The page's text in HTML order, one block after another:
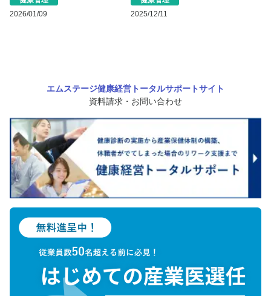
2026/01/09
2025/12/11
エムステージ健康経営トータルサポートサイト
資料請求・お問い合わせ